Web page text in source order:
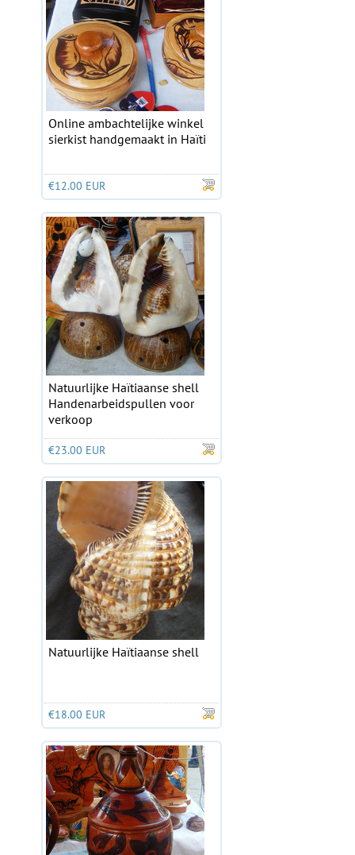
Online ambachtelijke winkel
sierkist handgemaakt in Haïti
€12.00 EUR
Natuurlijke Haïtiaanse shell
Handenarbeidspullen voor
verkoop
€23.00 EUR
Natuurlijke Haïtiaanse shell
€18.00 EUR